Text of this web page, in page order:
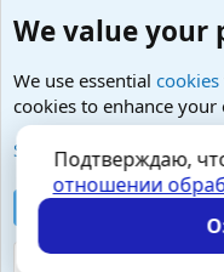
Любые вопросы от
Cookies
Russian
Политика
We value your
We use essential cookies
cookies to enhance your
See further information
Подтверждаю,
отношении